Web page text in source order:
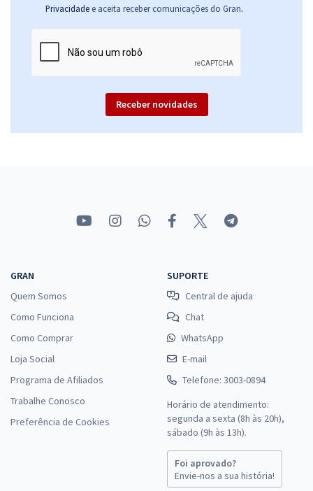
Privacidade e aceita receber comunicações do Gran.
Receber novidades
GRAN
Quem Somos
Como Funciona
Como Comprar
Loja Social
Programa de Afiliados
Trabalhe Conosco
Preferência de Cookies
SUPORTE
Central de ajuda
Chat
WhatsApp
E-mail
Telefone: 3003-0894
Horário de atendimento:
segunda a sexta (8h às 20h),
sábado (9h às 13h).
Foi aprovado?
Envie-nos a sua história!